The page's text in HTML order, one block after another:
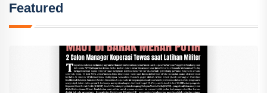
Featured